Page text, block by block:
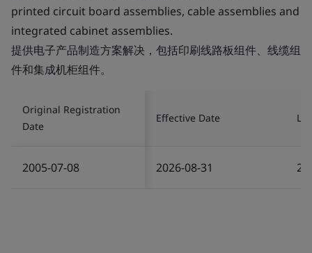
printed circuit board assemblies, cable assemblies and
integrated cabinet assemblies.
提供电子产品制造方案解决，包括印刷线路板组件、线缆组
件和集成机柜组件。
Original Registration
Date
Effective Date
2005-07-08 2026-08-31